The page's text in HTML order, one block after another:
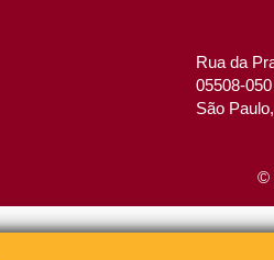
Rua da
05508-
São
©